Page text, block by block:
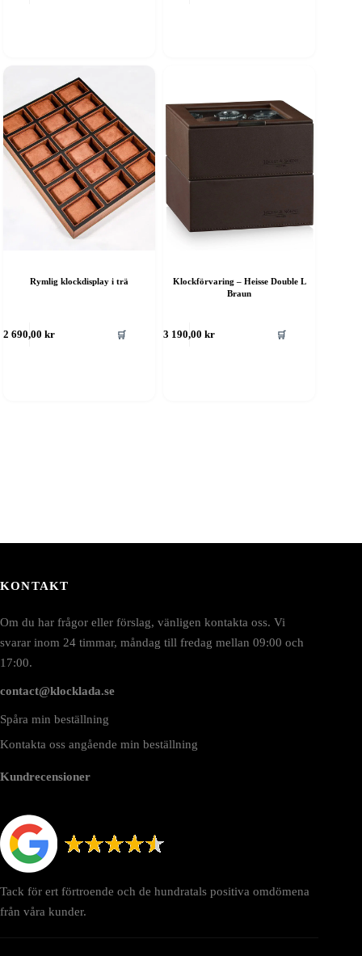
Rymlig klockdisplay i trä
2 690,00kr 🛒
Klockförvaring – Heisse Double L
Braun
3 190,00kr 🛒
KONTAKT
Om du har frågor eller förslag, vänligen kontakta oss. Vi
svarar inom 24 timmar, måndag till fredag mellan 09:00 och
17:00.
contact@klocklada.se
Spåra min beställning
Kontakta oss angående min beställning
Kundrecensioner
Tack för ert förtroende och de hundratals positiva omdömena
från våra kunder.